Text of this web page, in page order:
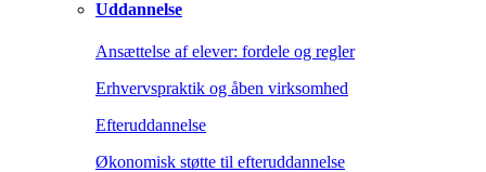
Uddannelse
Ansættelse af elever: fordele og regler
Erhvervspraktik og åben virksomhed
Efteruddannelse
Økonomisk støtte til efteruddannelse